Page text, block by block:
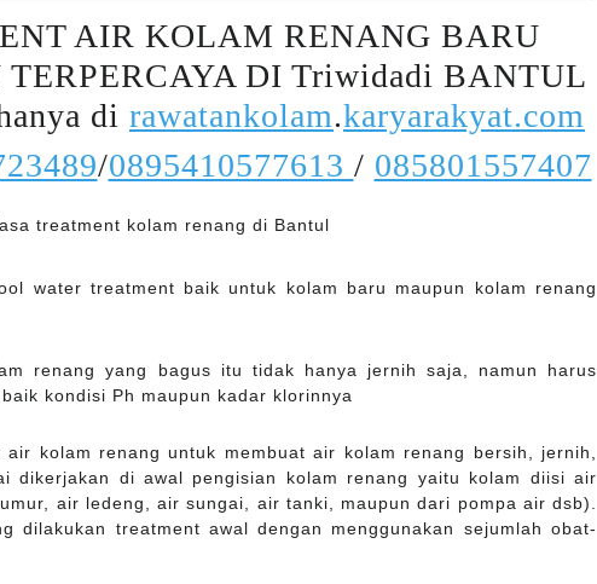
AIR KOLAM RENANG BARU
DI Triwidadi BANTUL
di rawatankolam.karyarakyat.com
/0895410577613 / 085801557407
water treatment baik untuk kolam baru maupun kolam renang
renang yang bagus itu tidak hanya jernih saja, namun harus
kondisi Ph maupun kadar klorinnya
kolam renang untuk membuat air kolam renang bersih, jernih,
dikerjakan di awal pengisian kolam renang yaitu kolam diisi air
air ledeng, air sungai, air tanki, maupun dari pompa air dsb).
dilakukan treatment awal dengan menggunakan sejumlah obat-